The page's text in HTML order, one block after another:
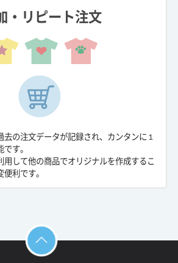
・リピート注文
去の注文データが記録され、カンタンに１
す。
用して他の商品でオリジナルを作成するこ
利です。